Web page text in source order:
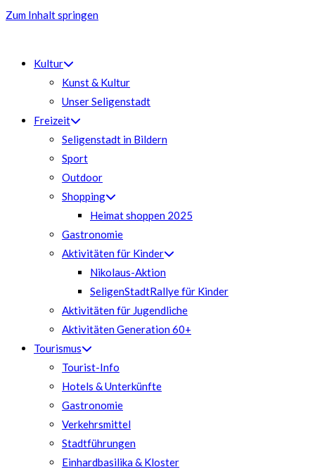
Zum Inhalt springen
Kultur
Kunst & Kultur
Unser Seligenstadt
Freizeit
Seligenstadt in Bildern
Sport
Outdoor
Shopping
Heimat shoppen 2025
Gastronomie
Aktivitäten für Kinder
Nikolaus-Aktion
SeligenStadtRallye für Kinder
Aktivitäten für Jugendliche
Aktivitäten Generation 60+
Tourismus
Tourist-Info
Hotels & Unterkünfte
Gastronomie
Verkehrsmittel
Stadtführungen
Einhardbasilika & Kloster